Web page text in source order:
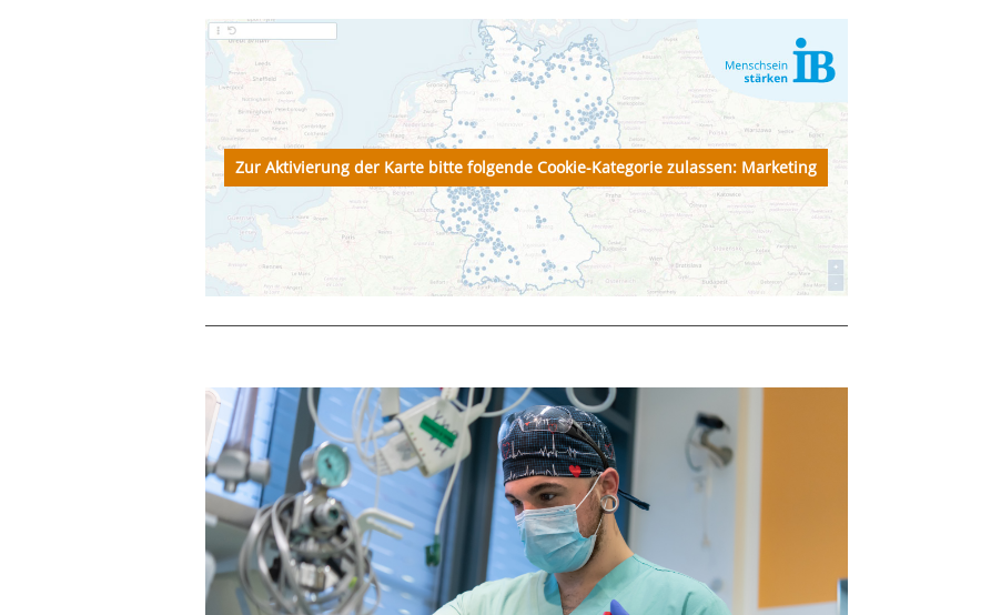
Zur Aktivierung der Karte bitte folgende Cookie-Kategorie zulassen: Marketing